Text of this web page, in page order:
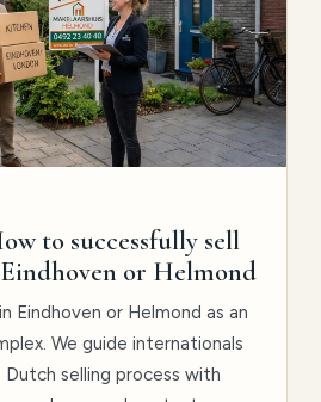
to successfully sell
or Helmond
Eindhoven or Helmond as an
We guide internationals
selling process with